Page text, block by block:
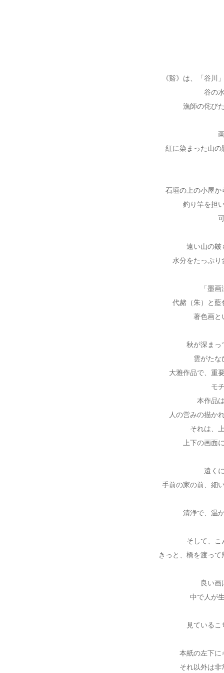
《谿》は、「谷川
谷の
漁師の侘び
紅に染まった山
石垣の上の小屋
釣り竿を担
遠い山の皴
水分をたっぷ
「墨
代赭（朱）と
著色画と
秋が深まっ
雲がたな
大雅作品で、重
モ
本作品
人の営みの描か
それは、
上下の画面
遠く
手前の家の前、細
清浄で、温
そして、
きっと、橋を渡っ
良い
中で人が
見ている
本紙の左下に
それ以外は